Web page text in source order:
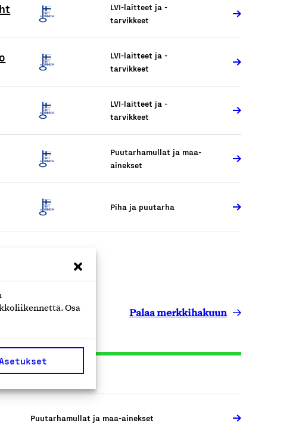
Osa
Asetukset
LVI-laitteet ja -
tarvikkeet
LVI-laitteet ja -
tarvikkeet
LVI-laitteet ja -
tarvikkeet
Puutarhamullat ja maa-
ainekset
Piha ja puutarha
Palaa merkkihakuun
Puutarhamullat ja maa-ainekset